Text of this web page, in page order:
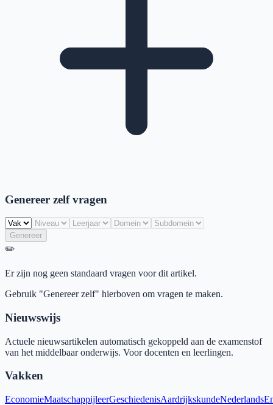
Genereer zelf vragen
Genereer
✏️
Er zijn nog geen standaard vragen voor dit artikel.
Gebruik "Genereer zelf" hierboven om vragen te maken.
Nieuwswijs
Actuele nieuwsartikelen automatisch gekoppeld aan de examenstof
van het middelbaar onderwijs. Voor docenten en leerlingen.
Vakken
EconomieMaatschappijleerGeschiedenisAardrijkskundeNederlands